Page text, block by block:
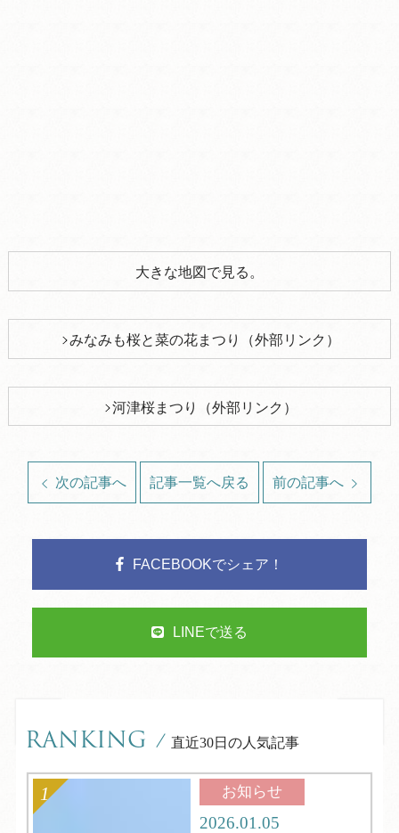
大きな地図で見る。
みなみも桜と菜の花まつり（外部リンク）
河津桜まつり（外部リンク）
次の記事へ 記事一覧へ戻る 前の記事へ
FACEBOOKでシェア！
LINEで送る
RANKING / 直近30日の人気記事
お知らせ
2026.01.05